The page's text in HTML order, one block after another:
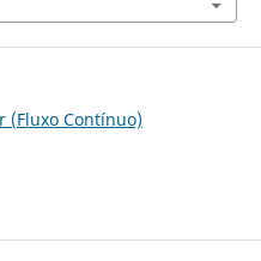
(Fluxo Contínuo)